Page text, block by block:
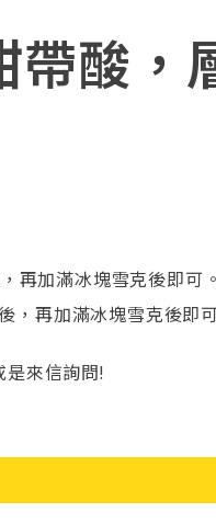
酸，
再加滿冰塊雪克後即可。
再加滿冰塊雪克後即
來信詢問!